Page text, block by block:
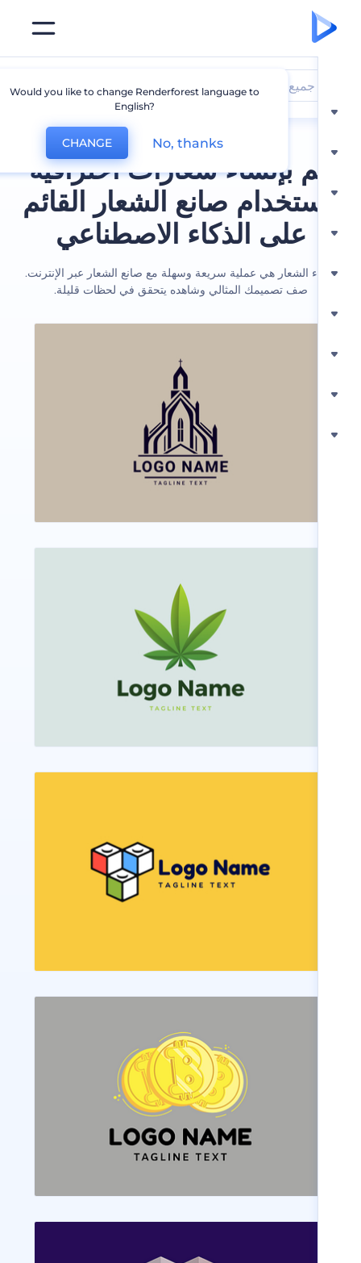
بإنشاء شعارات احترافية
صانع الشعار القائم
على الذكاء الاصطناعي
الشعار هي عملية سريعة وسهلة مع صانع الشعار عبر الإنترنت.
صف تصميمك المثالي وشاهده يتحقق في لحظات قليلة.
جميع الشعاراتWould you like to change Renderforest language to
CHANGE No, thanks